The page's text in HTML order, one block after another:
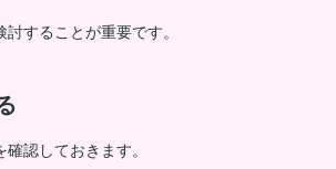
することが重要です。
認しておきます。